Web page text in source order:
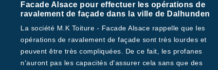
Facade Alsace pour effectuer les opérations de
ravalement de façade dans la ville de Dalhunden
La société M.K Toiture - Facade Alsace rappelle que les
opérations de ravalement de façade sont très lourdes et
peuvent être très compliquées. De ce fait, les profanes
n'auront pas les capacités d'assurer cela sans que des